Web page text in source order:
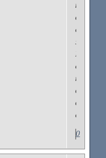
в
жизни?
Кто
есть
кто
в
вашей
семье?
0